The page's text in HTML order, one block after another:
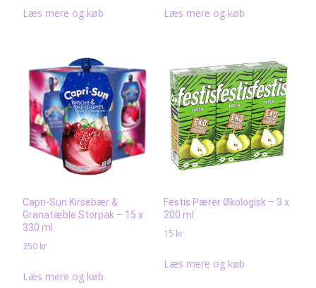
Læs mere og køb Læs mere og køb
Capri-Sun Kirsebær &
Granatæble Storpak – 15 x
330 ml
250 kr
Læs mere og køb
Festis Pærer Økologisk – 3 x
200 ml
15 kr
Læs mere og køb